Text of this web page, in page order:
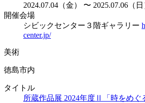
2024.07.04（金） 〜 2025.07.06（日
開催会場
シビックセンター３階ギャラリー
center.jp/
美術
徳島市内
タイトル
所蔵作品展 2024年度Ⅱ「時をめぐ